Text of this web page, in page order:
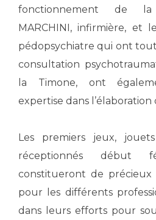
fonctionnement de la
MARCHINI, infirmière, et
pédopsychiatre qui ont
consultation
la Timone, ont
expertise dans
Les premiers jeux,
réceptionnés début
constitueront de précieux
pour les différents
dans leurs efforts pour